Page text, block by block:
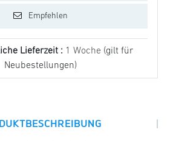
Empfehlen
Lieferzeit : 1 Woche (gilt für
Neubestellungen)
|